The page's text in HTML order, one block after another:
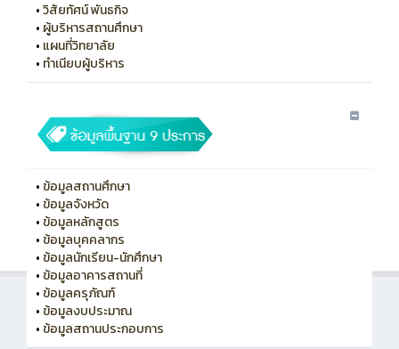
•วิสัยทัศน์ พันธกิจ
• ผู้บริหารสถานศึกษา
• แผนที่วิทยาลัย
• ทําเนียบผู้บริหาร
• ข้อมูลสถานศึกษา
• ข้อมูลจังหวัด
• ข้อมูลหลักสูตร
• ข้อมูลบุคคลากร
• ข้อมูลนักเรียน-นักศึกษา
• ข้อมูลอาคารสถานที่
• ข้อมูลครุภัณฑ์
• ข้อมูลงบประมาณ
• ข้อมูลสถานประกอบการ